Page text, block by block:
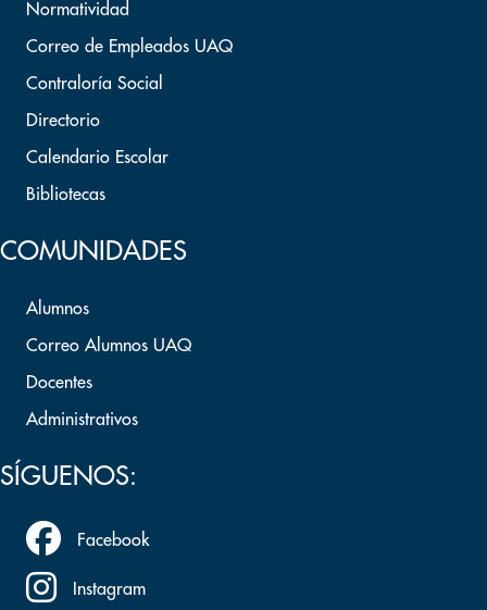
Normatividad
Correo de Empleados UAQ
Contraloría Social
Directorio
Calendario Escolar
Bibliotecas
COMUNIDADES
Alumnos
Correo Alumnos UAQ
Docentes
Administrativos
SÍGUENOS:
Facebook
Instagram